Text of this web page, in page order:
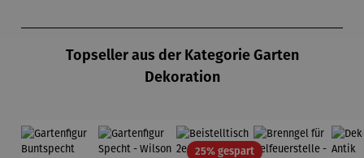
Topseller aus der Kategorie Garten
Dekoration
25% gespartRabatt